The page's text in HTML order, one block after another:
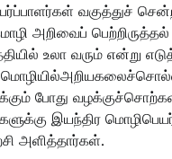
வகுத்துச்
அறிவைப்
உலா வரும் என்று
போது
இயந்திர
அளித்தார்கள்.